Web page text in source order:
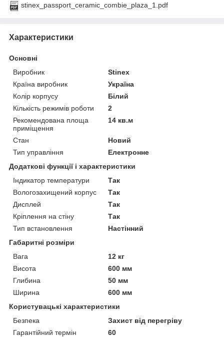
stinex_passport_ceramic_combie_plaza_1.pdf
Характеристики
Основні
Виробник
Stinex
Країна виробник
Україна
Колір корпусу
Білий
Кількість режимів роботи
2
Рекомендована площа
приміщення
14 кв.м
Стан
Новий
Тип управління
Електронне
Додаткові функції і характеристики
Індикатор температури
Так
Вологозахищений корпус
Так
Дисплей
Так
Кріплення на стіну
Так
Тип встановлення
Настінний
Габаритні розміри
Вага
12 кг
Висота
600 мм
Глибина
50 мм
Ширина
600 мм
Користувацькі характеристики
Безпека
Захист від перегріву
Гарантійний термін
60